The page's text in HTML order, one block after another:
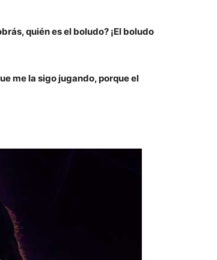
quién es el boludo? ¡El boludo
me la sigo jugando, porque el